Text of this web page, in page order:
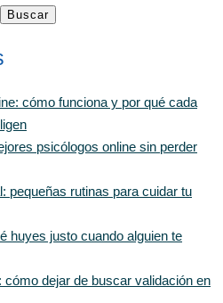
cómo funciona y por qué cada
psicólogos online sin perder
pequeñas rutinas para cuidar tu
huyes justo cuando alguien te
cómo dejar de buscar validación en